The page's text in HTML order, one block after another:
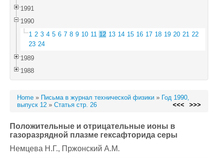
1991
1990
1 2 3 4 5 6 7 8 9 10 11 12 13 14 15 16 17 18 19 20 21 22
23 24
1989
1988
Home » Письма в журнал технической физики » Год 1990,
выпуск 12 » Статья стр. 26 <<< >>>
Положительные и отрицательные ионы в
газоразрядной плазме гексафторида серы
Немцевa Н.Г., Пржонский A.M.